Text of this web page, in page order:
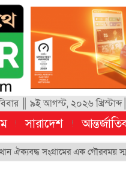
║ ৯ই আগস্ট, ২০২৬
সারাদেশ
সংগ্রামের এক গৌরবময় স্মারক: